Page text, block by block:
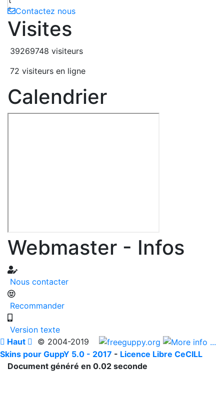
9 Contactez nous
Visites
39269748 visiteurs
72 visiteurs en ligne
Calendrier
Webmaster - Infos
Nous contacter
Recommander
Version texte
 Haut  © 2004-2019
Skins pour GuppY 5.0 - 2017 - Licence Libre CeCILL
Document généré en 0.02 seconde